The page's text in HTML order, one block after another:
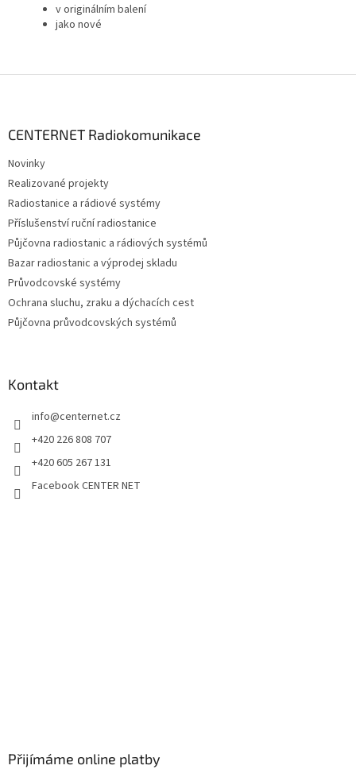
v originálním balení
jako nové
CENTERNET Radiokomunikace
Novinky
Realizované projekty
Radiostanice a rádiové systémy
Příslušenství ruční radiostanice
Půjčovna radiostanic a rádiových systémů
Bazar radiostanic a výprodej skladu
Průvodcovské systémy
Ochrana sluchu, zraku a dýchacích cest
Půjčovna průvodcovských systémů
Kontakt
info@centernet.cz
+420 226 808 707
+420 605 267 131
Facebook CENTER NET
Přijímáme online platby